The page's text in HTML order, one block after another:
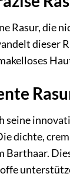
Rasur, die
dieser
seine
dichte,